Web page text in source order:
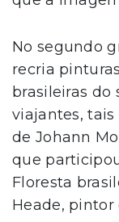
No segundo
recria
brasileiras do
viajantes, tais
de Johann
que
Floresta
Heade,